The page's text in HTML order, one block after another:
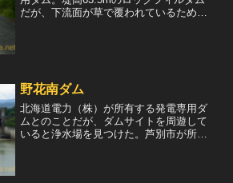
だが、下流面が草で覆われているため、
野花南ダム
北海道電力（株）が所有する発電専用ダ
ムとのことだが、ダムサイトを周遊して
いると浄水場を見つけた。芦別市が所有